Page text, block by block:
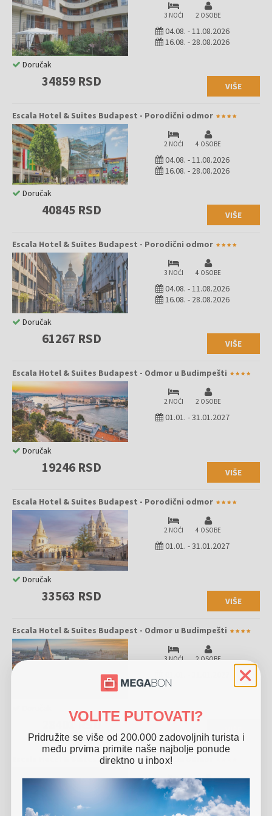
3 NOĆI 2 OSOBE
04.08. -11.08.2026
16.08. - 28.08.2026
34859 RSD VIŠE
Doručak
Escala Hotel & Suites Budapest - Porodični odmor
2 NOĆI 4 OSOBE
04.08. -11.08.2026
16.08. - 28.08.2026
40845 RSD VIŠE
Doručak
Escala Hotel & Suites Budapest - Porodični odmor
3 NOĆI 4 OSOBE
04.08. -11.08.2026
16.08. - 28.08.2026
61267 RSD VIŠE
Doručak
Escala Hotel & Suites Budapest - Odmor u Budimpešti
2 NOĆI 2 OSOBE
01.01. -31.01.2027
19246 RSD VIŠE
Doručak
Escala Hotel & Suites Budapest - Porodični odmor
2 NOĆI 4 OSOBE
01.01. -31.01.2027
33563 RSD VIŠE
Doručak
Escala Hotel & Suites Budapest - Odmor u Budimpešti
3 NOĆI 2 OSOBE
28401 RSD
Escala Hotel & Suites Budapest - Porodični odmor
3 NOĆI 4 OSOBE
01.01.-31.01.2027
VOLITE PUTOVATI?
Pridružite se više od 200.000 zadovoljnih turista i
među prvima primite naše najbolje ponude
direktno u inbox!